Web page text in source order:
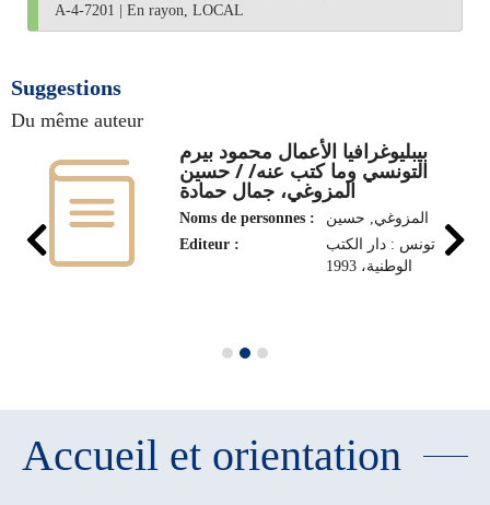
A-4-7201 En rayon, LOCAL
Suggestions
Du même auteur
بيبليوغرافيا الأعمال محمود بيرم
التونسي وما كتب عنه/ / حسين
المزوغي، جمال حمادة
Noms de personnes :
المزوغي‏, ‏حسين‏
Editeur :
تونس : دار الكتب
الوطنية، 1993
Accueil et orientation